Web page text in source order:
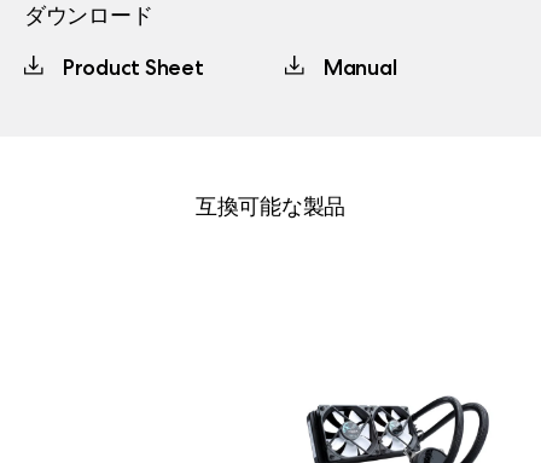
ダウンロード
Product Sheet
Manual
互換可能な製品